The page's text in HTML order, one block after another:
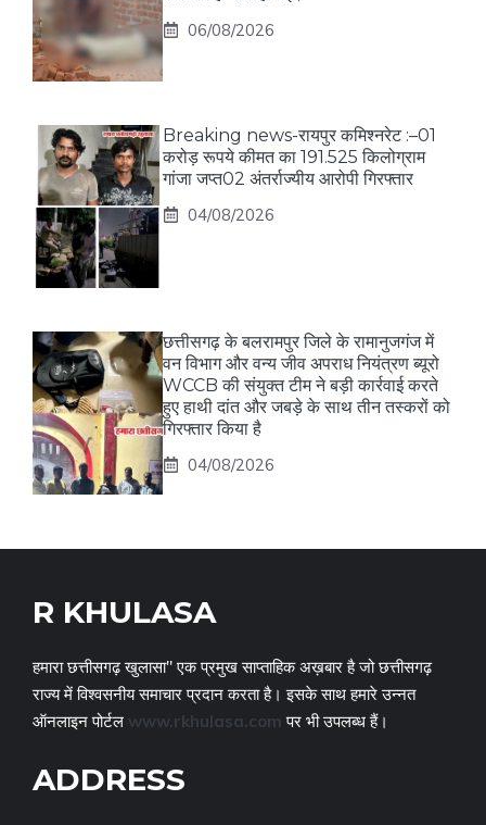
06/08/2026
Breaking news-रायपुर कमिश्नरेट :–01
करोड़ रूपये कीमत का 191.525 किलोग्राम
गांजा जप्त02 अंतर्राज्यीय आरोपी गिरफ्तार
04/08/2026
छत्तीसगढ़ के बलरामपुर जिले के रामानुजगंज में
वन विभाग और वन्य जीव अपराध नियंत्रण ब्यूरो
WCCB की संयुक्त टीम ने बड़ी कार्रवाई करते
हुए हाथी दांत और जबड़े के साथ तीन तस्करों को
गिरफ्तार किया है
04/08/2026
R KHULASA
हमारा छत्तीसगढ़ खुलासा" एक प्रमुख साप्ताहिक अख़बार है जो छत्तीसगढ़
राज्य में विश्वसनीय समाचार प्रदान करता है। इसके साथ हमारे उन्नत
ऑनलाइन पोर्टल www.rkhulasa.com पर भी उपलब्ध हैं।
ADDRESS